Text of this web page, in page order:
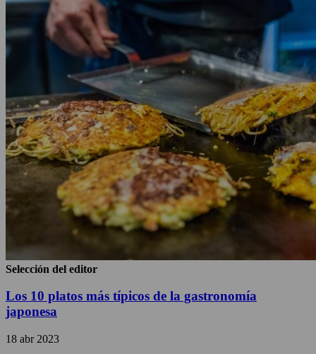
Selección del editor
Los 10 platos más típicos de la gastronomía
japonesa
18 abr 2023